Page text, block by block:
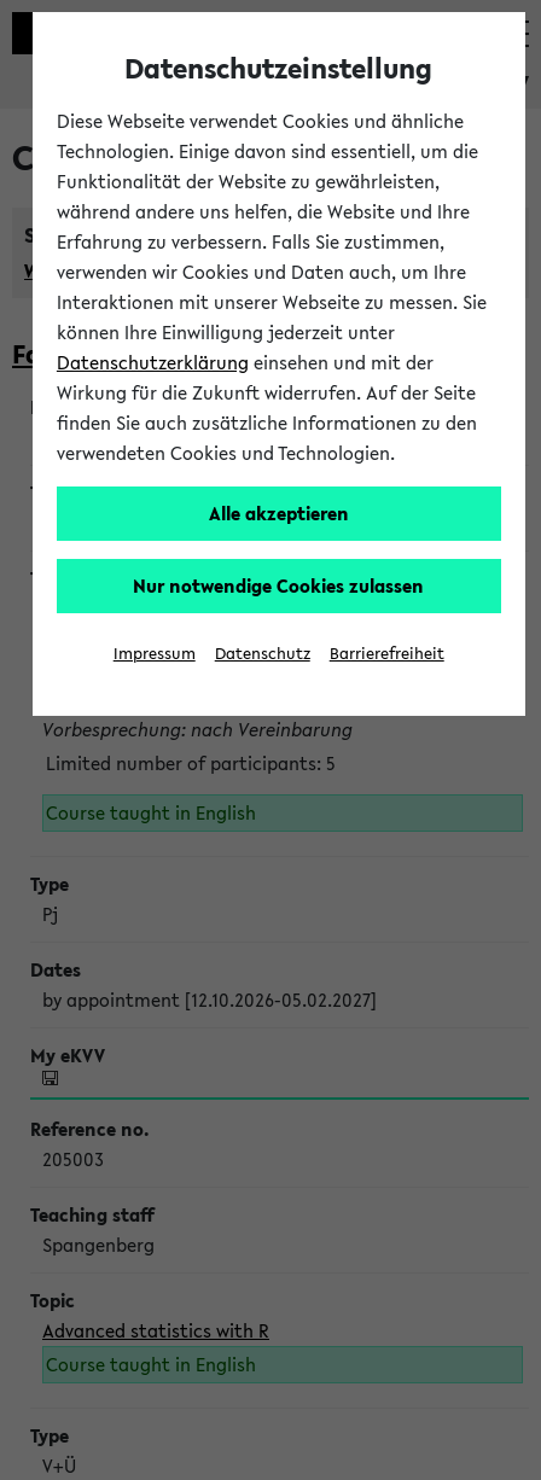
eKVV
Courses taught in English
Semester:
WiSe 2026/2027 SoSe 2026 Previous...
Faculty of Biology
200923
Wendisch, Peters-Wendisch, Stegelmann
Projektmodul "Bakterielle Biotechnologie"
Persönliche Anmeldung beim Veranstalter ist unbedingt
Vorbesprechung: nach Vereinbarung
Limited number of participants: 5
Course taught in English
Pj
by appointment [12.10.2026-05.02.2027]
205003
Spangenberg
Advanced statistics with R
Course taught in English
V+Ü
Datenschutzeinstellung
Diese Webseite verwendet Cookies und ähnliche
Technologien. Einige davon sind essentiell, um die
Funktionalität der Website zu gewährleisten,
während andere uns helfen, die Website und Ihre
Erfahrung zu verbessern. Falls Sie zustimmen,
verwenden wir Cookies und Daten auch, um Ihre
Interaktionen mit unserer Webseite zu messen. Sie
können Ihre Einwilligung jederzeit unter
Datenschutzerklärung einsehen und mit der
Wirkung für die Zukunft widerrufen. Auf der Seite
finden Sie auch zusätzliche Informationen zu den
verwendeten Cookies und Technologien.
Alle akzeptieren
Nur notwendige Cookies zulassen
Impressum Datenschutz Barrierefreiheit